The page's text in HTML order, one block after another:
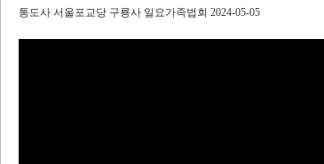
통도사 서울포교당 구룡사 일요가족법회 2024-05-05